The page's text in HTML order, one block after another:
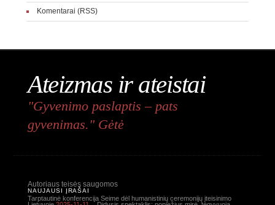
Komentarai (RSS)
Ateizmas ir ateistai
"Gyvenimo paslaptis – pats
gyvenimas." Gėtė
Autoriaus teisės saugomos
NAUJAUSI ĮRAŠAI
Tarptautinė konferencija Seime dėl humanistinių ceremonijų įteisinimo